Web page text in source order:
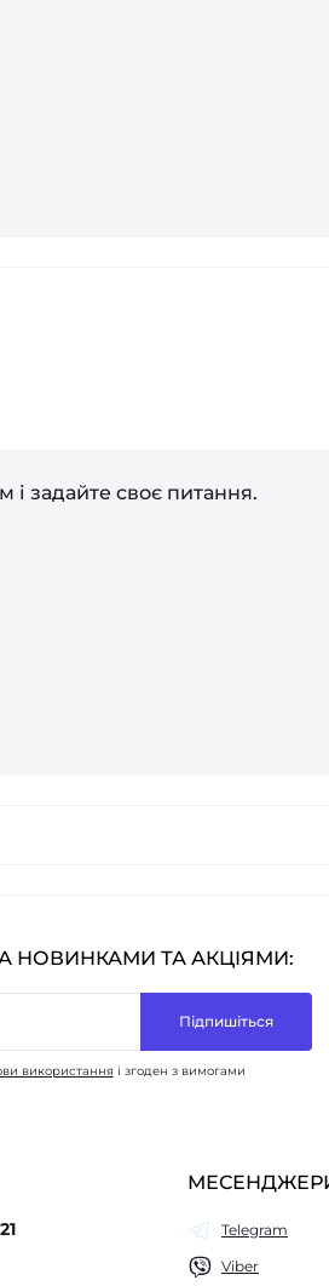
задайте своє питання.
НОВИНКАМИ ТА АКЦІЯМИ:
Підпишіться
використання і згоден з вимогами
Telegram
Viber